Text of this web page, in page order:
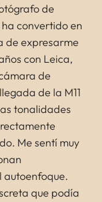
de
convertido en
de expresarme
con Leica,
de
de la M11
tonalidades
Me sentí muy
autoenfoque.
que podía